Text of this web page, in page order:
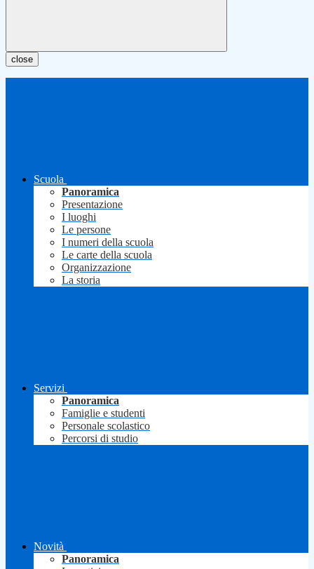
close
Scuola
Panoramica
Presentazione
I luoghi
Le persone
I numeri della scuola
Le carte della scuola
Organizzazione
La storia
Servizi
Panoramica
Famiglie e studenti
Personale scolastico
Percorsi di studio
Novità
Panoramica